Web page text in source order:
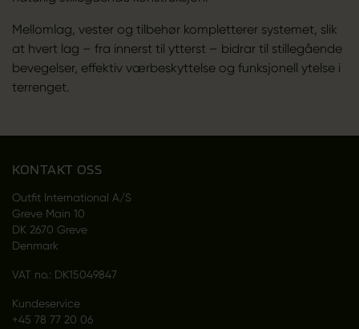
Mellomlag, vester og tilbehør kompletterer systemet, slik
at hvert lag – fra innerst til ytterst – bidrar til stillegående
bevegelser, effektiv værbeskyttelse og funksjonell ytelse i
terrenget.
KONTAKT OSS
Outfit International A/S
Greve Main 10
DK 2670 Greve
Denmark
VAT no.: DK15049847
Kundeservice
+45 78 77 20 06